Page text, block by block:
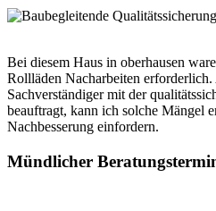
Bei diesem Haus in oberhausen
Rollläden Nacharbeiten
Sachverständiger mit der
beauftragt, kann ich solche Mängel
Nachbesserung einfordern.
Mündlicher